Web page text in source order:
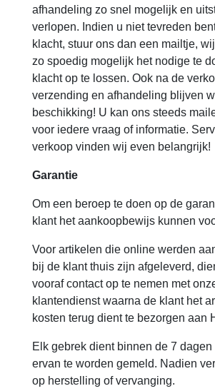
afhandeling zo snel mogelijk en
verlopen. Indien u niet tevreden
klacht, stuur ons dan een mailtje,
zo spoedig mogelijk het nodige te
klacht op te lossen. Ook na de
verzending en afhandeling blijven
beschikking! U kan ons steeds
voor iedere vraag of informatie.
verkoop vinden wij even belangrijk!
Garantie
Om een beroep te doen op de
klant het aankoopbewijs kunnen
Voor artikelen die online werden
bij de klant thuis zijn afgeleverd,
vooraf contact op te nemen met
klantendienst waarna de klant het
kosten terug dient te bezorgen aan
Elk gebrek dient binnen de 7
ervan te worden gemeld. Nadien
op herstelling of vervanging.